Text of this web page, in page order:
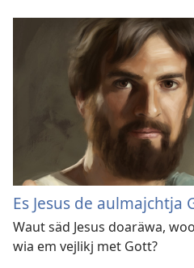
Es Jesus de aulmajchtja
Waut säd Jesus doaräwa,
wia em vejlikj met Gott?